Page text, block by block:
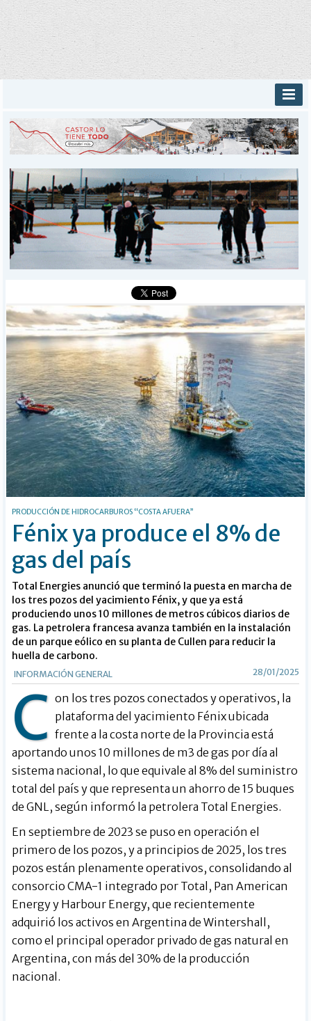
INICIO
PROVINCIALES
DEPORTES
POLICIALES
I-DIARIO
MÁS
BÚSQUEDA
PRODUCCIÓN DE HIDROCARBUROS “COSTA AFUERA”
Fénix ya produce el 8% de
gas del país
Total Energies anunció que terminó la puesta en marcha de
los tres pozos del yacimiento Fénix, y que ya está
produciendo unos 10 millones de metros cúbicos diarios de
gas. La petrolera francesa avanza también en la instalación
de un parque eólico en su planta de Cullen para reducir la
huella de carbono.
INFORMACIÓN GENERAL 28/01/2025
C on los tres pozos conectados y operativos, la
plataforma del yacimiento Fénix ubicada
frente a la costa norte de la Provincia está
aportando unos 10 millones de m3 de gas por día al
sistema nacional, lo que equivale al 8% del suministro
total del país y que representa un ahorro de 15 buques
de GNL, según informó la petrolera Total Energies.
En septiembre de 2023 se puso en operación el
primero de los pozos, y a principios de 2025, los tres
pozos están plenamente operativos, consolidando al
consorcio CMA-1 integrado por Total, Pan American
Energy y Harbour Energy, que recientemente
adquirió los activos en Argentina de Wintershall,
como el principal operador privado de gas natural en
Argentina, con más del 30% de la producción
nacional.